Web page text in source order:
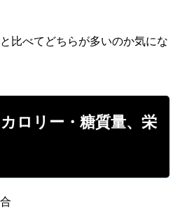
と比べてどちらが多いのか気にな
ロリー・糖質量、栄